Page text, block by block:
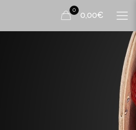
0
0,00€